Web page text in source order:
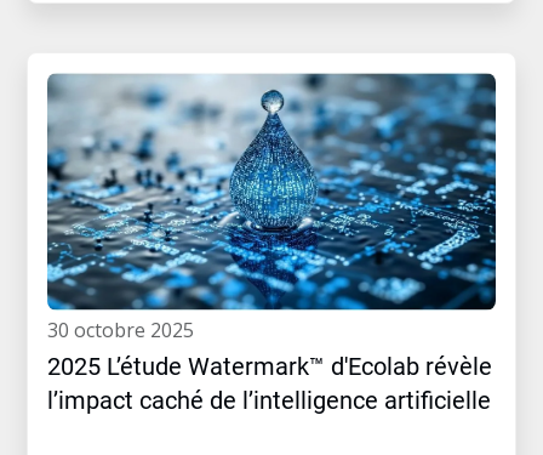
30 octobre 2025
2025 L’étude Watermark™ d'Ecolab révèle
l’impact caché de l’intelligence artificielle